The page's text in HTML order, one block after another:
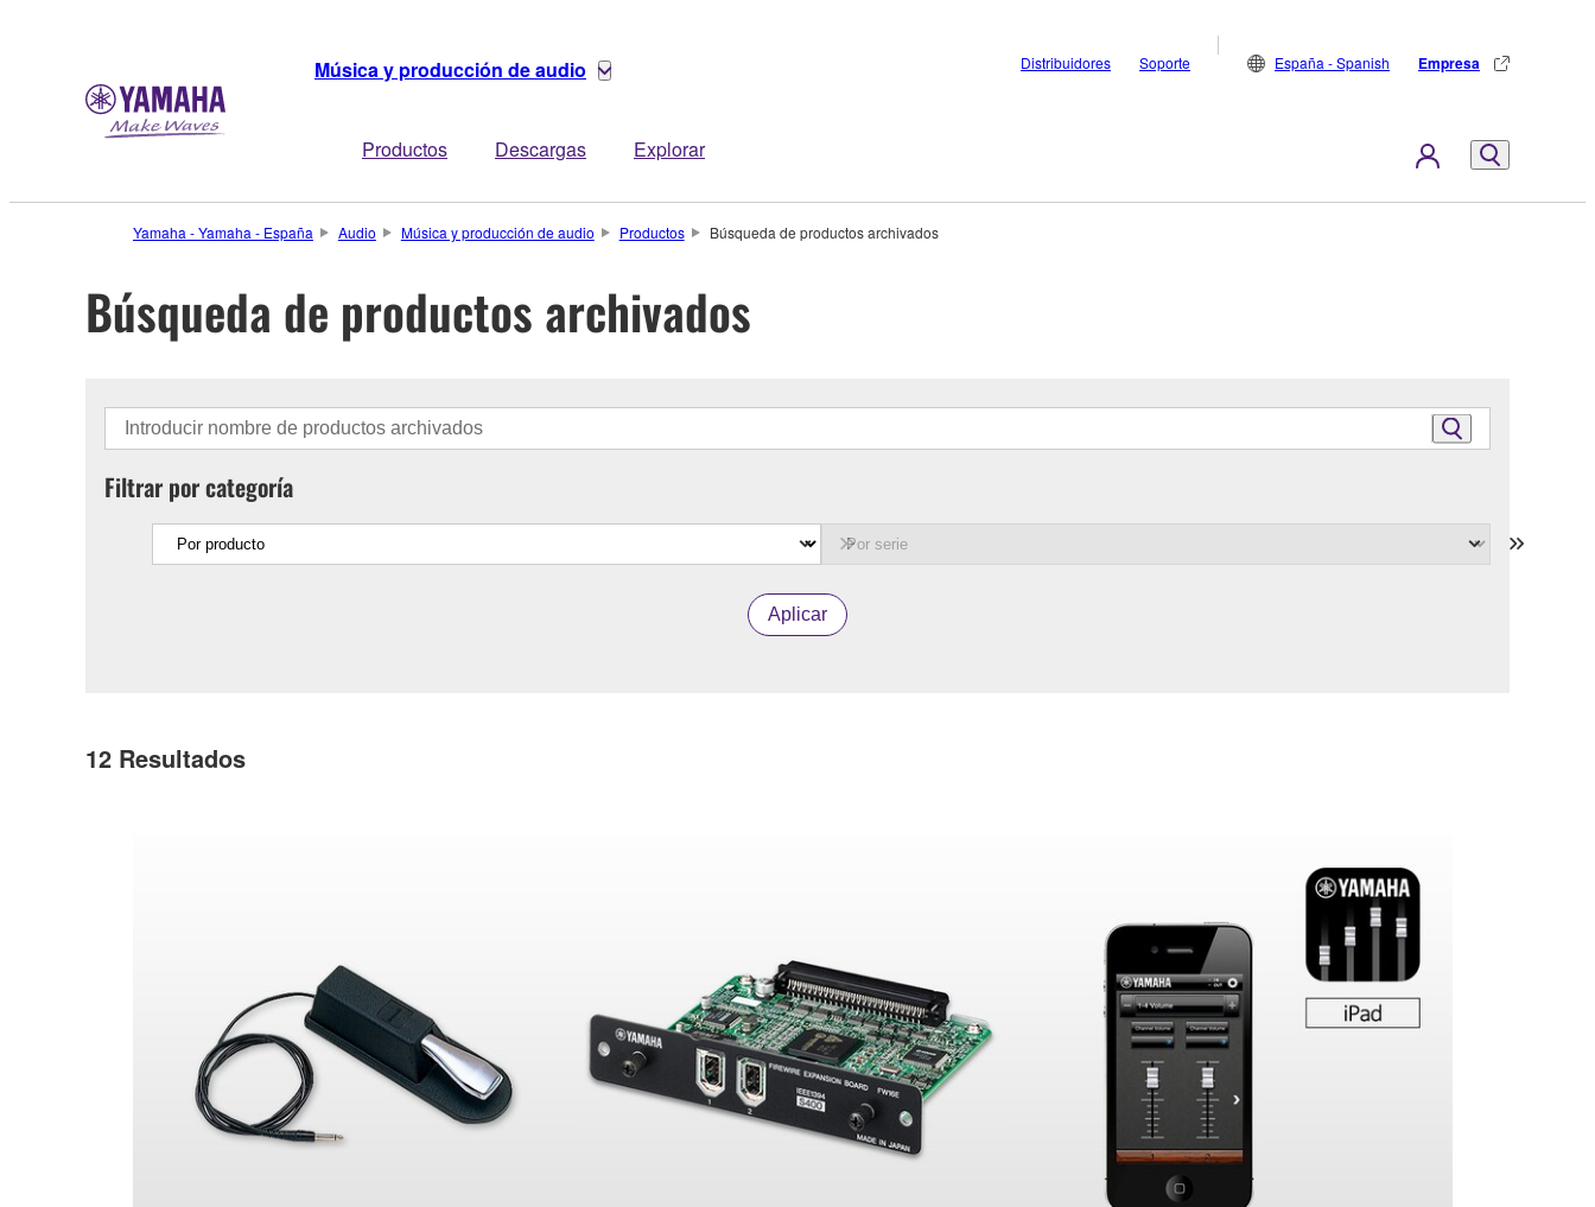
Música y producción de audio
Productos Descargas Explorar
Distribuidores Soporte España - Spanish Empresa
Yamaha - Yamaha - España Audio Música y producción de audio Productos Búsqueda de productos archivados
Búsqueda de productos archivados
Filtrar por categoría
Aplicar
12 Resultados